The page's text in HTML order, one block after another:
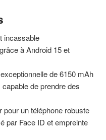
incassable
à Android 15 et
de 6150 mAh
de prendre des
pour un téléphone robuste
par Face ID et empreinte